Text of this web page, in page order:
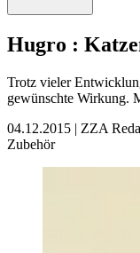
Hugro :
Trotz vieler
gewünschte Wirkung.
04.12.2015 | ZZA
Zubehör